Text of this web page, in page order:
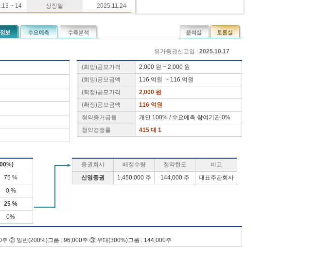
~ 14 상장일 2025.11.24
유가증권신고일 : 2025.10.17
(희망)공모가격
2,000 원 ~ 2,000 원
(희망)공모금액
116 억원 ~ 116 억원
(확정)공모가격
2,000 원
(확정)공모금액
116 억원
청약증거금율
개인 100% / 수요예측 참여기관 0%
청약경쟁률
415 대 1
75 %
0 %
25 %
0%
증권회사 배정수량 청약한도
비고
신영증권
1,450,000 주 144,000 주 대표주관회사
② 일반(200%)그룹 : 96,000주 ③ 우대(300%)그룹 : 144,000주